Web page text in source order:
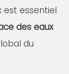
est essentiel
des eaux
du